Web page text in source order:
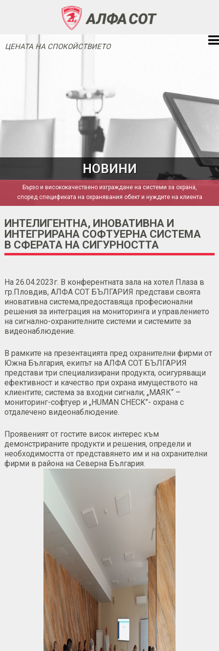
ЦЕНАТА НА СПОКОЙСТВИЕТО
НОВИНИ
Бързо и висококачествено изграждане на системи за охрана,
според спецификата на охранявания обект и нуждите на клиента
ИНТЕЛИГЕНТНА, ИНОВАТИВНА И
ИНТЕГРИРАНА СОФТУЕРНА СИСТЕМА
В СФЕРАТА НА СИГУРНОСТТА
На 26.04.2023г. В конферентната зала на хотел Плаза в
гр.Пловдив, АЛФА СОТ БЪЛГАРИЯ представи своята
иновативна система,предоставяща професионални
решения за интеграция на мониторинга и управлението
на сигнално-охранителните системи и системите за
видеонаблюдение.
В рамките на презентацията пред охранителни фирми от
Южна България, екипът на АЛФА СОТ БЪЛГАРИЯ
представи три специализирани продукта, осигуряващи
ефективност и качество при охрана имуществото на
клиентите; система за входни сигнали; „МАЯК“ –
мониторинг-софтуер и „HUMAN CHECK”- охрана с
отдалечено видеонаблюдение.
Проявеният от гостите висок интерес към
демонстрираните продукти и решения, определи и
необходимостта от представянето им и на охранителни
фирми в района на Северна България.